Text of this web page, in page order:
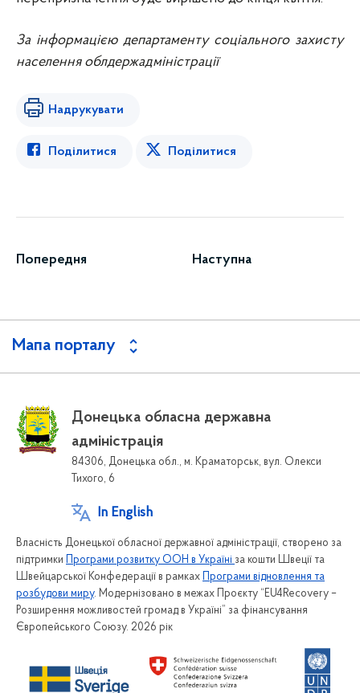
За інформацією департаменту соціального захисту
населення облдержадміністрації
Надрукувати
Поділитися Поділитися
Попередня Наступна
Мапа порталу
Донецька обласна державна
адміністрація
84306, Донецька обл., м. Краматорськ, вул. Олекси
Тихого, 6
In English
Власність Донецької обласної державної адміністрації, створено за
підтримки Програми розвитку ООН в Україні за кошти Швеції та
Швейцарської Конфедерації в рамках Програми відновлення та
розбудови миру. Модернізовано в межах Проєкту “EU4Recovery –
Розширення можливостей громад в Україні” за фінансування
Європейського Союзу. 2026 рік